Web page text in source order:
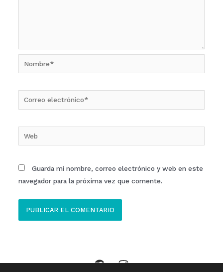
Nombre*
electrónico*
Guarda mi nombre, correo electrónico y web en este
navegador para la próxima vez que comente.